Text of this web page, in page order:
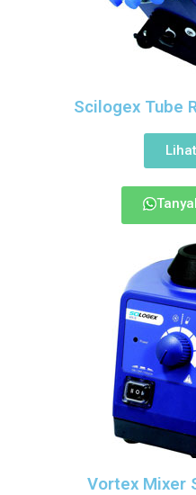
Scilogex Tube
Vortex Mixer